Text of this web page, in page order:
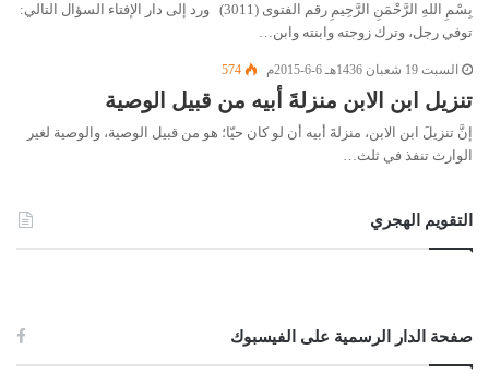
بِسْمِ اللهِ الرَّحْمَنِ الرَّحِيمِ رقم الفتوى (3011) ورد إلى دار الإفتاء السؤال التالي:
توفي رجل، وترك زوجته وابنته وابن…
السبت 19 شعبان 1436هـ 6-6-2015م 574
تنزيل ابن الابن منزلةَ أبيه من قبيل الوصية
إنَّ تنزيلَ ابن الابن، منزلةَ أبيه أن لو كان حيّا؛ هو من قبيل الوصية، والوصية لغير
الوارث تنفذ في ثلث…
التقويم الهجري
صفحة الدار الرسمية على الفيسبوك